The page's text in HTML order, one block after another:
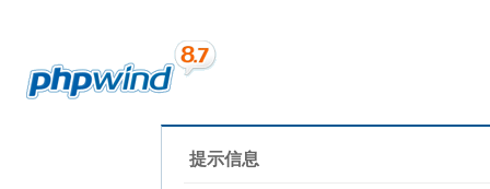
提示信息